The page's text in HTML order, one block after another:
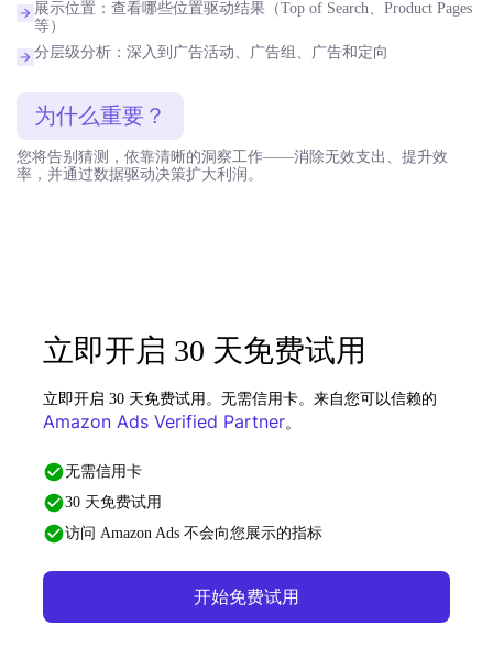
展示位置：查看哪些位置驱动结果（Top of Search、Product Pages
等）
分层级分析：深入到广告活动、广告组、广告和定向
为什么重要？
您将告别猜测，依靠清晰的洞察工作——消除无效支出、提升效
率，并通过数据驱动决策扩大利润。
立即开启 30 天免费试用
立即开启 30 天免费试用。无需信用卡。来自您可以信赖的
Amazon Ads Verified Partner。
无需信用卡
30 天免费试用
访问 Amazon Ads 不会向您展示的指标
开始免费试用